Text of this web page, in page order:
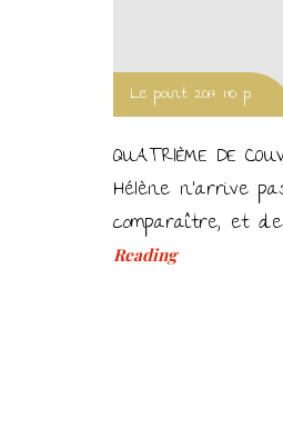
Le point 2017 190 p.
QUATRIÈME DE
Hélène n’arrive
comparaître, et
Reading